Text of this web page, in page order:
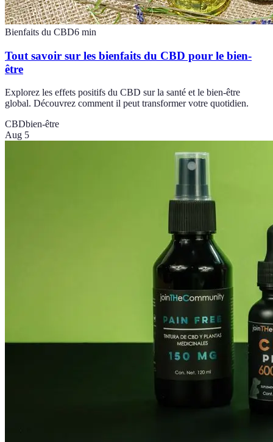
Bienfaits du CBD6 min
Tout savoir sur les bienfaits du CBD pour le bien-
être
Explorez les effets positifs du CBD sur la santé et le bien-être
global. Découvrez comment il peut transformer votre quotidien.
CBDbien-être
Aug 5